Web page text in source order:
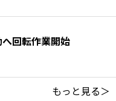
回転作業開始
もっと見る＞